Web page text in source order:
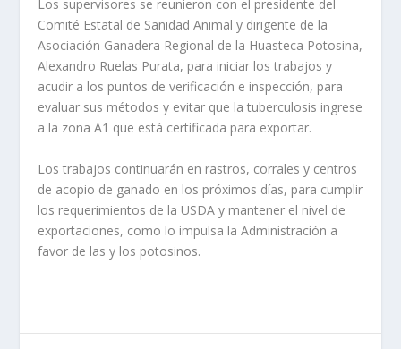
Los supervisores se reunieron con el presidente del
Comité Estatal de Sanidad Animal y dirigente de la
Asociación Ganadera Regional de la Huasteca Potosina,
Alexandro Ruelas Purata, para iniciar los trabajos y
acudir a los puntos de verificación e inspección, para
evaluar sus métodos y evitar que la tuberculosis ingrese
a la zona A1 que está certificada para exportar.
Los trabajos continuarán en rastros, corrales y centros
de acopio de ganado en los próximos días, para cumplir
los requerimientos de la USDA y mantener el nivel de
exportaciones, como lo impulsa la Administración a
favor de las y los potosinos.